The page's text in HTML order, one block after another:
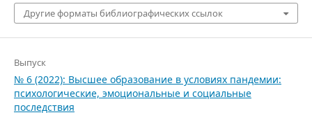
Другие форматы библиографических ссылок
Выпуск
№ 6 (2022): Высшее образование в условиях пандемии:
психологические, эмоциональные и социальные
последствия